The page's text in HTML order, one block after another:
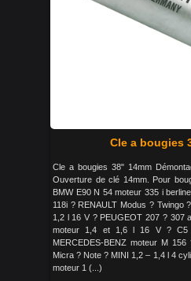
Cle a bougies
Cle a bougies 38" 14mm
Ouverture de clé 14mm. Pour
BMW E90 N 54 moteur 335 i
118i ? RENAULT Modus ? Twingo
1,2 l 16 V ? PEUGEOT 207 ? 307
moteur 1,4 et 1,6 l 16 V ?
MERCEDES-BENZ moteur M
Micra ? Note ? MINI 1,2 – 1,4 l 4
moteur 1 (...)